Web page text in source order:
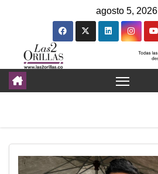
agosto 5, 2026